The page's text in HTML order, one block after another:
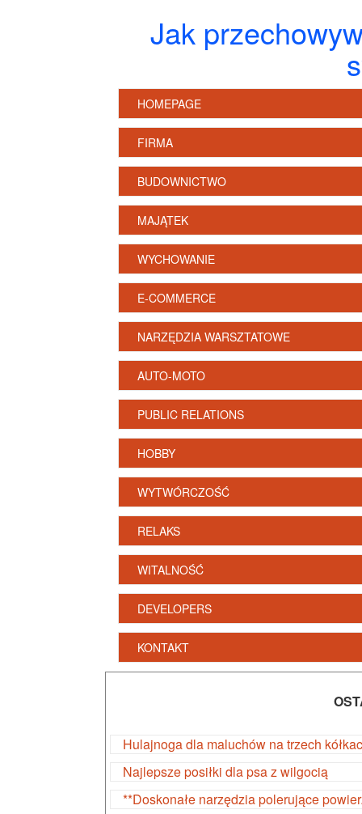
Jak
HOMEPAGE
FIRMA
BUDOWNICTWO
MAJĄTEK
WYCHOWANIE
E-COMMERCE
NARZĘDZIA WARSZTATOWE
AUTO-MOTO
PUBLIC RELATIONS
HOBBY
WYTWÓRCZOŚĆ
RELAKS
WITALNOŚĆ
DEVELOPERS
KONTAKT
Hulajnoga dla maluchów na trzech
Najlepsze posiłki dla psa z wilgocią
**Doskonałe narzędzia polerujące